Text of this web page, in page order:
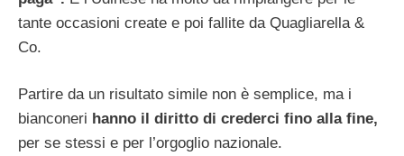
tante occasioni create e poi fallite da Quagliarella &
Co.
Partire da un risultato simile non è semplice, ma i
bianconeri hanno il diritto di crederci fino alla fine,
per se stessi e per l’orgoglio nazionale.